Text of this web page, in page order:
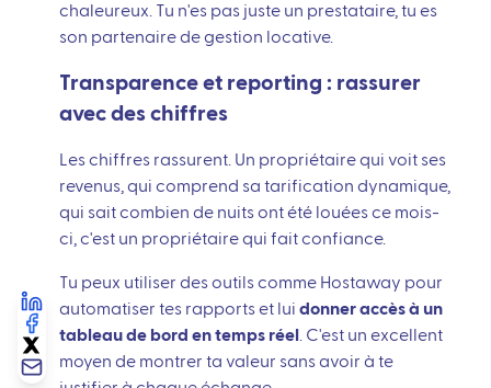
chaleureux. Tu n'es pas juste un prestataire, tu es
son partenaire de gestion locative.
Transparence et reporting : rassurer
avec des chiffres
Les chiffres rassurent. Un propriétaire qui voit ses
revenus, qui comprend sa tarification dynamique,
qui sait combien de nuits ont été louées ce mois-
ci, c'est un propriétaire qui fait confiance.
Tu peux utiliser des outils comme Hostaway pour
automatiser tes rapports et luidonner accès à un
tableau de bord en temps réel
. C'est un excellent
moyen de montrer ta valeur sans avoir à te